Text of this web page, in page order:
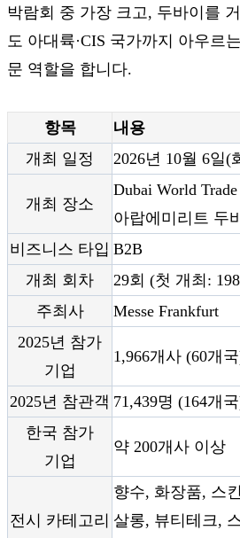
박람회 중 가장 크고, 두바이를
도 아대륙·CIS 국가까지 아우르
문 역할을 합니다.
항목
내용
개최 일정
2026년 10월 6일(
개최 장소
Dubai World
아랍에미리트 두
비즈니스 타입 B2B
개최 회차
29회 (첫 개최:
주최사
Messe Frankfurt
2025년 참가
기업
1,966개사 (60개
2025년 참관객 71,439명 (164개
한국 참가
기업
약 200개사 이상
전시 카테고리
향수, 화장품, 스
살롱, 뷰티테크,